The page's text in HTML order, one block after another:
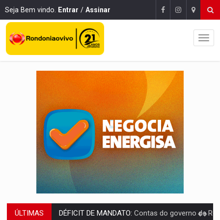
Seja Bem vindo. Entrar / Assinar
ÚLTIMAS CREDIBILIDADE:Superintendentes da PF defendem independência e apoio